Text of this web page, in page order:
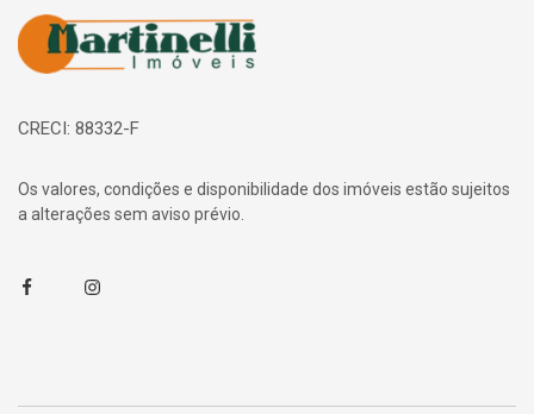
Página inicial
CRECI: 88332-F
Os valores, condições e disponibilidade dos imóveis estão sujeitos
a alterações sem aviso prévio.
FacebookInstagram